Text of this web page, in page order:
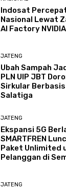
Indosat
Nasional Lewat
AI Factory
JATENG
Ubah Sampah
PLN UIP JBT
Sirkular
Salatiga
JATENG
Ekspansi 5G
SMARTFREN
Paket Unlimited
Pelanggan di
JATENG